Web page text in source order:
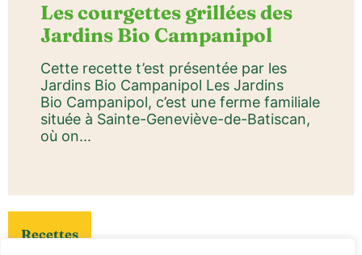
Les courgettes grillées des
Jardins Bio Campanipol
Cette recette t’est présentée par les
Jardins Bio Campanipol Les Jardins
Bio Campanipol, c’est une ferme familiale
située à Sainte-Geneviève-de-Batiscan,
où on...
Recettes